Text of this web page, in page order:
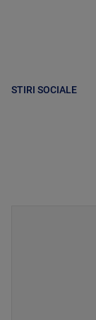
STIRI SOCIALE